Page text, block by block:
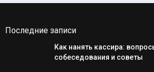
Последние записи
Как нанять кассира:
собеседования и советы